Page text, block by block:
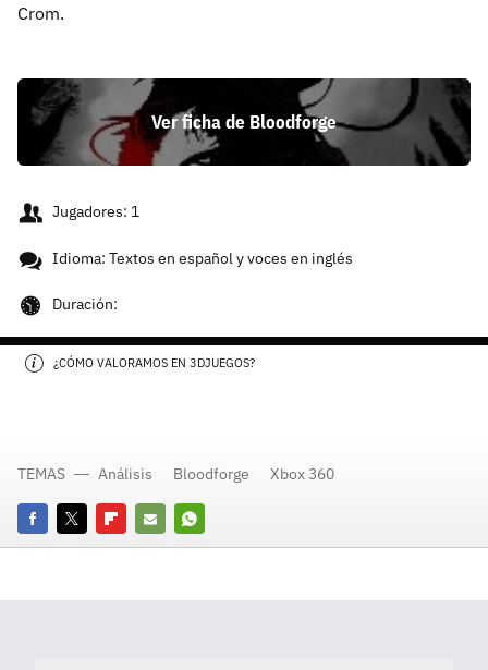
Crom.
Jugadores: 1
Idioma: Textos en español y voces en inglés
Duración:
Ver ficha de Bloodforge
¿CÓMO VALORAMOS EN 3DJUEGOS?
FacebookTwitterFlipboard
E-
Whatsapp
TEMAS Análisis Bloodforge Xbox 360